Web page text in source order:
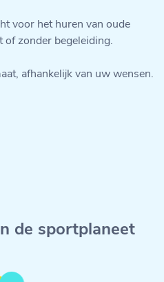
voor het huren van oude
of zonder begeleiding.
afhankelijk van uw wensen.
de sportplaneet